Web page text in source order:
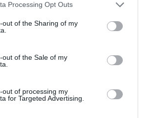
Processing Opt Outs
out of the Sharing of my
out of the Sale of my
out of processing my
for Targeted Advertising.